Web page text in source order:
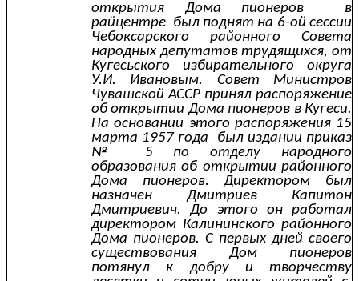
открытия Дома пионеров в
райцентре был поднят на 6-ой сессии
Чебоксарского районного Совета
народных депутатов трудящихся, от
Кугесьского избирательного округа
У.И. Ивановым. Совет Министров
Чувашской АССР принял распоряжение
об открытии Дома пионеров в Кугеси.
На основании этого распоряжения 15
марта 1957 года был издании приказ
№ 5 по отделу народного
образования об открытии районного
Дома пионеров. Директором был
назначен Дмитриев Капитон
Дмитриевич. До этого он работал
директором Калининского районного
Дома пионеров. С первых дней своего
существования Дом пионеров
потянул к добру и творчеству